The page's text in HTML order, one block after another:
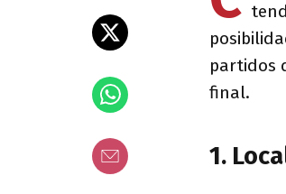
partidos
final.
1.